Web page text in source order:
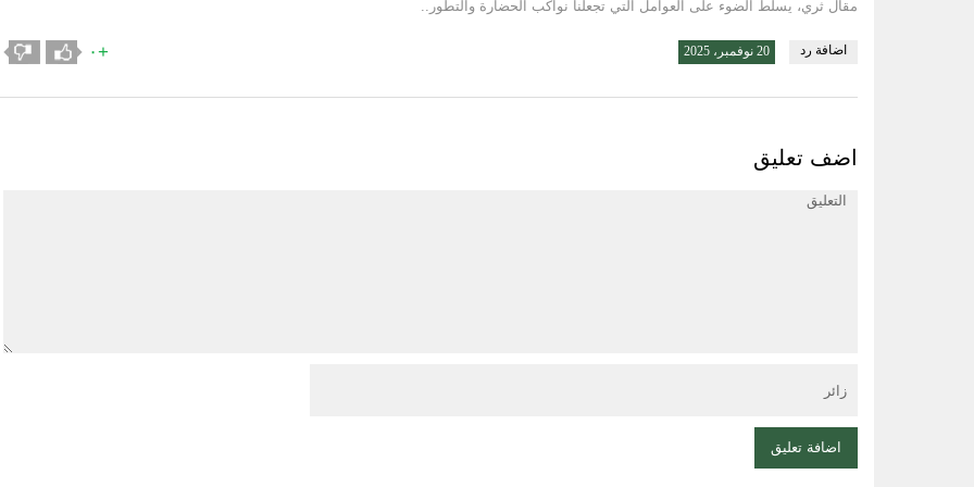
مقال ثري، يسلط الضوء على العوامل التي تجعلنا نواكب الحضارة والتطور..
اضافة رد 20 نوفمبر، 2025 +٠
اضف تعليق